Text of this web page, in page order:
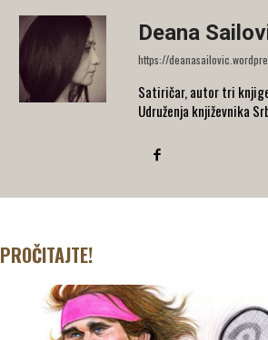
Deana
https://
Satiričar, autor tri
Udruženja književnika
PROČITAJTE!